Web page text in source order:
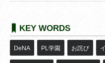
KEY WORDS
DeNA PL学園 お詫び